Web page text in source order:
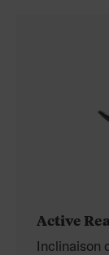
Active
Inclinaison